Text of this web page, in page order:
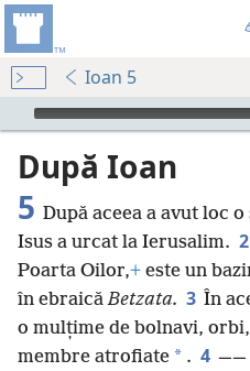
Ioan 5
Audio Player
După Ioan
5 După aceea a avut loc
Isus a urcat la Ierusalim. 2
Poarta Oilor,+ este un
în ebraicăBetzata. 3 În
o mulțime de bolnavi,
membre atrofiate * . 4 ——